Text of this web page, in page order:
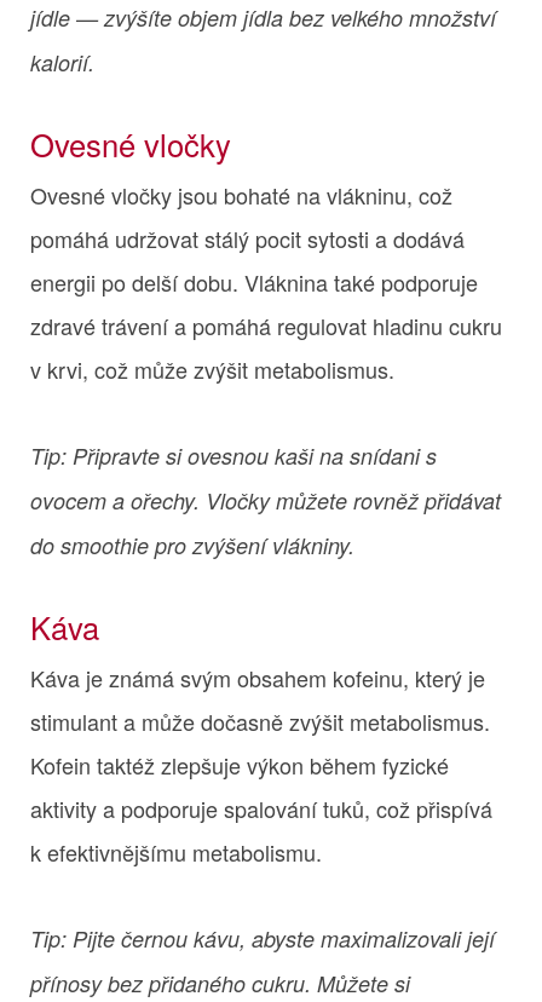
jídle — zvýšíte objem jídla bez velkého množství
kalorií.
Ovesné vločky
Ovesné vločky jsou bohaté na vlákninu, což
pomáhá udržovat stálý pocit sytosti a dodává
energii po delší dobu. Vláknina také podporuje
zdravé trávení a pomáhá regulovat hladinu cukru
v krvi, což může zvýšit metabolismus.
Tip: Připravte si ovesnou kaši na snídani s
ovocem a ořechy. Vločky můžete rovněž přidávat
do smoothie pro zvýšení vlákniny.
Káva
Káva je známá svým obsahem kofeinu, který je
stimulant a může dočasně zvýšit metabolismus.
Kofein taktéž zlepšuje výkon během fyzické
aktivity a podporuje spalování tuků, což přispívá
k efektivnějšímu metabolismu.
Tip: Pijte černou kávu, abyste maximalizovali její
přínosy bez přidaného cukru. Můžete si